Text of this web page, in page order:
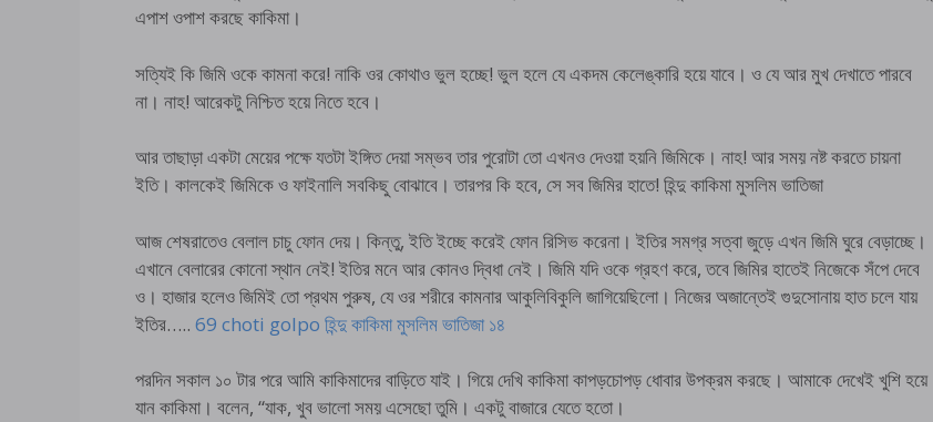
এপাশ ওপাশ করছে কাকিমা।
সত্যিই কি জিমি ওকে কামনা করে! নাকি ওর কোথাও ভুল হচ্ছে! ভুল হলে যে একদম কেলেঙ্কারি হয়ে যাবে। ও যে আর মুখ দেখাতে পারবে
না। নাহ! আরেকটু নিশ্চিত হয়ে নিতে হবে।
আর তাছাড়া একটা মেয়ের পক্ষে যতটা ইঙ্গিত দেয়া সম্ভব তার পুরোটা তো এখনও দেওয়া হয়নি জিমিকে। নাহ! আর সময় নষ্ট করতে চায়না
ইতি। কালকেই জিমিকে ও ফাইনালি সবকিছু বোঝাবে। তারপর কি হবে, সে সব জিমির হাতে! হিন্দু কাকিমা মুসলিম ভাতিজা
আজ শেষরাতেও বেলাল চাচু ফোন দেয়। কিন্তু, ইতি ইচ্ছে করেই ফোন রিসিভ করেনা। ইতির সমগ্র সত্বা জুড়ে এখন জিমি ঘুরে বেড়াচ্ছে।
এখানে বেলারের কোনো স্থান নেই! ইতির মনে আর কোনও দ্বিধা নেই। জিমি যদি ওকে গ্রহণ করে, তবে জিমির হাতেই নিজেকে সঁপে দেবে
ও। হাজার হলেও জিমিই তো প্রথম পুরুষ, যে ওর শরীরে কামনার আকুলিবিকুলি জাগিয়েছিলো। নিজের অজান্তেই গুদুসোনায় হাত চলে যায়
ইতির….. 69 choti golpo হিন্দু কাকিমা মুসলিম ভাতিজা ১৪
পরদিন সকাল ১০ টার পরে আমি কাকিমাদের বাড়িতে যাই। গিয়ে দেখি কাকিমা কাপড়চোপড় ধোবার উপক্রম করছে। আমাকে দেখেই খুশি হয়ে
যান কাকিমা। বলেন, “যাক, খুব ভালো সময় এসেছো তুমি। একটু বাজারে যেতে হতো।